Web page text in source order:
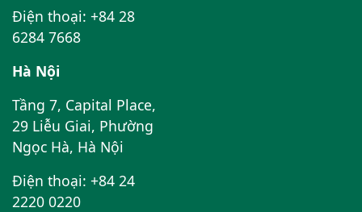
Điện thoại: +84 28
6284 7668
Hà Nội
Tầng 7, Capital Place,
29 Liễu Giai, Phường
Ngọc Hà, Hà Nội
Điện thoại: +84 24
2220 0220